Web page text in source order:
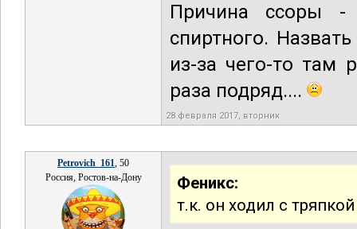
Причина ссоры -
спиртного.
из-за чего-то там
раза подряд....
28 февраля 2017, вторник
Petrovich_161, 50
Россия, Ростов-на-Дону
Феникс:
т.к. он ходил с